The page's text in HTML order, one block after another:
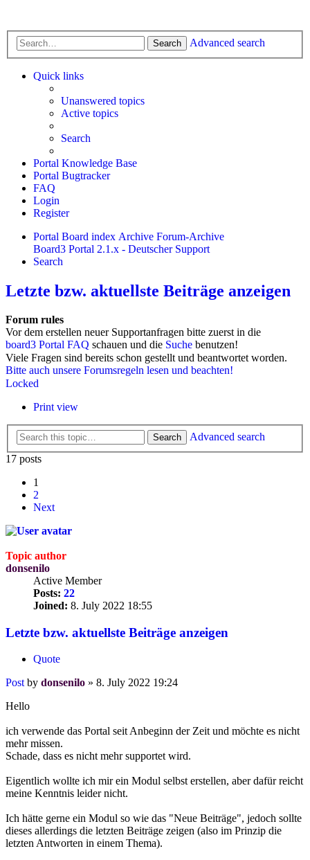
Search Advanced search
Quick links
Unanswered topics
Active topics
Search
Portal Knowledge Base
Portal Bugtracker
FAQ
Login
Register
Portal Board index Archive Forum-Archive
Board3 Portal 2.1.x - Deutscher Support
Search
Letzte bzw. aktuellste Beiträge anzeigen
Forum rules
Vor dem erstellen neuer Supportanfragen bitte zuerst in die
board3 Portal FAQ schauen und die Suche benutzen!
Viele Fragen sind bereits schon gestellt und beantwortet worden.
Bitte auch unsere Forumsregeln lesen und beachten!
Locked
Print view
Search
Advanced search
17 posts
1
2
Next
Topic author
donsenilo
Active Member
Posts: 22
Joined: 8. July 2022 18:55
Letzte bzw. aktuellste Beiträge anzeigen
Quote
Post by donsenilo » 8. July 2022 19:24
Hello
ich verwende das Portal seit Anbeginn der Zeit und möchte es nicht
mehr missen.
Schade, dass es nicht mehr supportet wird.
Eigentlich wollte ich mir ein Modul selbst erstellen, aber dafür reicht
meine Kenntnis leider nicht.
Ich hätte gerne ein Modul so wie das "Neue Beiträge", jedoch sollte
dieses allerdings die letzten Beiträge zeigen (also im Prinzip die
letzten Antworten in einem Thema).